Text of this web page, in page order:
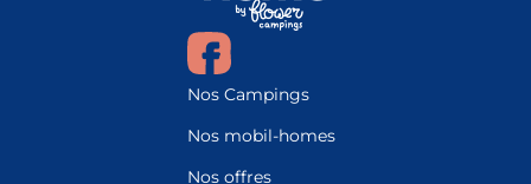
Nos Campings
Nos mobil-homes
Nos offres